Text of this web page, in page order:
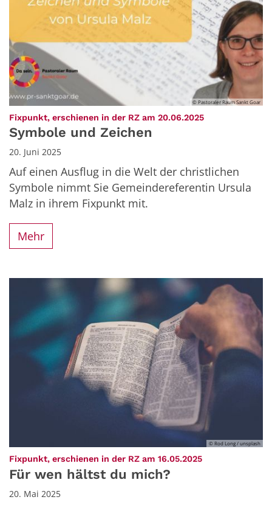
© Pastoraler Raum Sankt Goar
Fixpunkt, erschienen in der RZ am 20.06.2025:
Symbole und Zeichen
20. Juni 2025
Auf einen Ausflug in die Welt der christlichen
Symbole nimmt Sie Gemeindereferentin Ursula
Malz in ihrem Fixpunkt mit.
Mehr
© Rod Long / unsplash
Fixpunkt, erschienen in der RZ am 16.05.2025:
Für wen hältst du mich?
20. Mai 2025